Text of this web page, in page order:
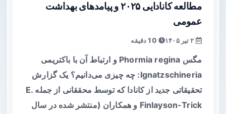
مطالعه کانادایی ۲۰۲۵ و پیامدهای بهداشت
عمومی
مگس Phormia regina و ارتباط آن با باکتریمی
Ignatzschineria: چه چیزی می‌دانیم؟ یک گزارش
تحقیقاتی جدید از کانادا که توسط محققانی از جمله E.
Finlayson-Trick و همکاران (منتشر شده در سال